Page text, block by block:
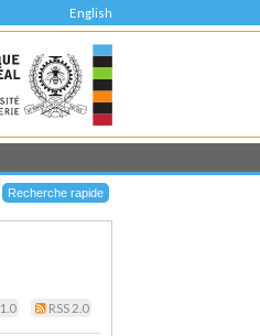
English
RSS 2.0